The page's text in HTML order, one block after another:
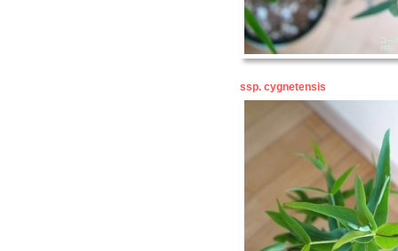
ssp. cygnetensis